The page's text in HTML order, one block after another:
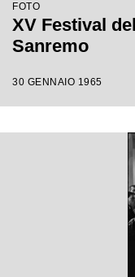
FOTO
XV Festival
Sanremo
30 GENNAIO 1965